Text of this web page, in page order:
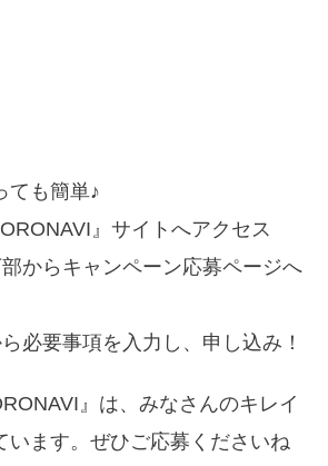
ても簡単♪
』サイトへアクセス
からキャンペーン応募ページへ
必要事項を入力し、申し込み！
』は、みなさんのキレイ
います。ぜひご応募くださいね